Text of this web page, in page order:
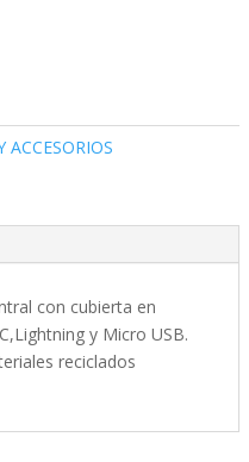
ACCESORIOS
con cubierta en
y Micro USB.
reciclados